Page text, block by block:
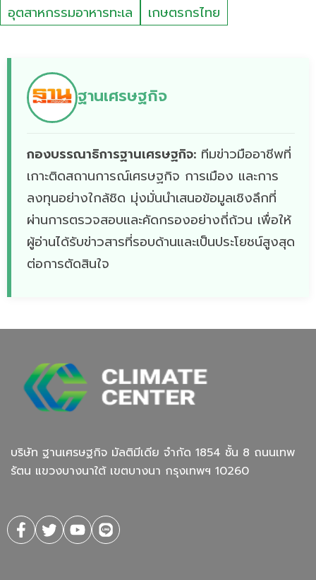
อุตสาหกรรมอาหารทะเล
เกษตรกรไทย
ฐานเศรษฐกิจ
กองบรรณาธิการฐานเศรษฐกิจ: ทีมข่าวมืออาชีพที่
เกาะติดสถานการณ์เศรษฐกิจ การเมือง และการ
ลงทุนอย่างใกล้ชิด มุ่งมั่นนำเสนอข้อมูลเชิงลึกที่
ผ่านการตรวจสอบและคัดกรองอย่างถี่ถ้วน เพื่อให้
ผู้อ่านได้รับข่าวสารที่รอบด้านและเป็นประโยชน์สูงสุด
ต่อการตัดสินใจ
บริษัท ฐานเศรษฐกิจ มัลติมีเดีย จํากัด 1854 ชั้น 8 ถนนเทพ
รัตน แขวงบางนาใต้ เขตบางนา กรุงเทพฯ 10260